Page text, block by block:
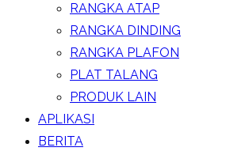
RANGKA ATAP
RANGKA DINDING
RANGKA PLAFON
PLAT TALANG
PRODUK LAIN
APLIKASI
BERITA